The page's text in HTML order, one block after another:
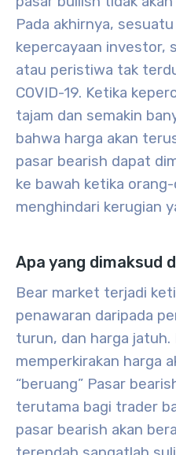
Pada akhirnya,
kepercayaan investor,
atau peristiwa tak
COVID-19. Ketika
tajam dan semakin
bahwa harga akan
pasar bearish dapat
ke bawah ketika
menghindari kerugian
Apa yang dimaksud
Bear market terjadi
penawaran daripada
turun, dan harga jatuh.
memperkirakan harga
“beruang” Pasar
terutama bagi trader
pasar bearish akan